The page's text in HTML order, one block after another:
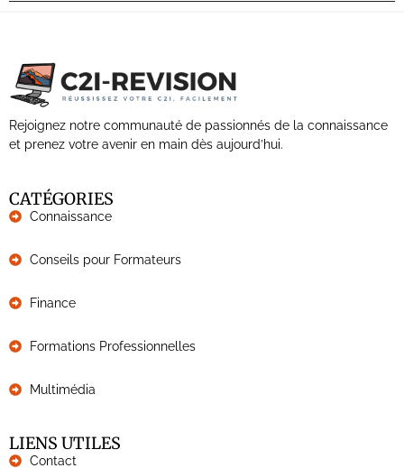
Rejoignez notre communauté de passionnés de la connaissance
et prenez votre avenir en main dès aujourd’hui.
CATÉGORIES
Connaissance
Conseils pour Formateurs
Finance
Formations Professionnelles
Multimédia
LIENS UTILES
Contact